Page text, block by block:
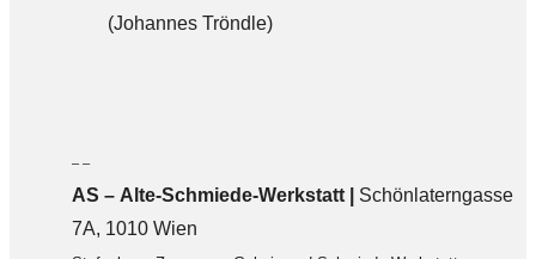
(Johannes Tröndle)
– –
AS – Alte-Schmiede-Werkstatt | Schönlaterngasse
7A, 1010 Wien